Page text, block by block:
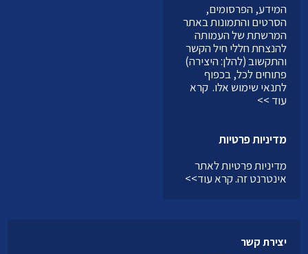
המידע, הפרסומים,
הסרטים והתמונות באתר
המרשתת של העמותה
להנצחת חללי חיל הקשר
והתקשוב (להלן: היצירה)
פתוחים לכל, בכפוף
לתנאי שימוש אלו.קרא
עוד >>
מדיניות פרטיות
מדיניות פרטיות לאתר
אינטרנט זה.קרא עוד>>
יצירת קשר